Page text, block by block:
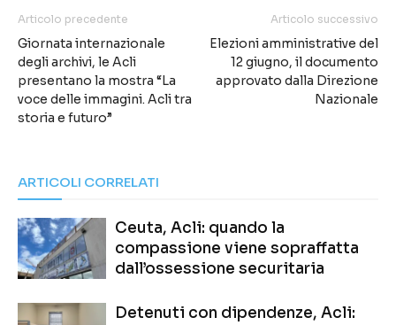
Articolo precedente
Giornata internazionale
degli archivi, le Acli
presentano la mostra “La
voce delle immagini. Acli tra
storia e futuro”
Articolo successivo
Elezioni amministrative del
12 giugno, il documento
approvato dalla Direzione
Nazionale
ARTICOLI CORRELATI
Ceuta, Acli: quando la
compassione viene sopraffatta
dall’ossessione securitaria
Detenuti con dipendenze, Acli: